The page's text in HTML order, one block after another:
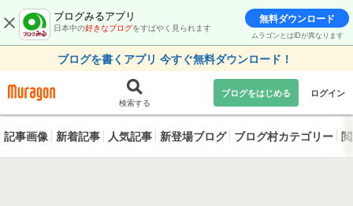
ブログみるアプリ
日本中の好きなブログをすばやく見られます
無料ダウンロード
ムラゴンとはIDが異なります
ブログを書くアプリ 今すぐ無料ダウンロード！
検索する
ブログをはじめる ログイン
記事画像 新着記事 人気記事 新登場ブログ ブログ村カテゴリー